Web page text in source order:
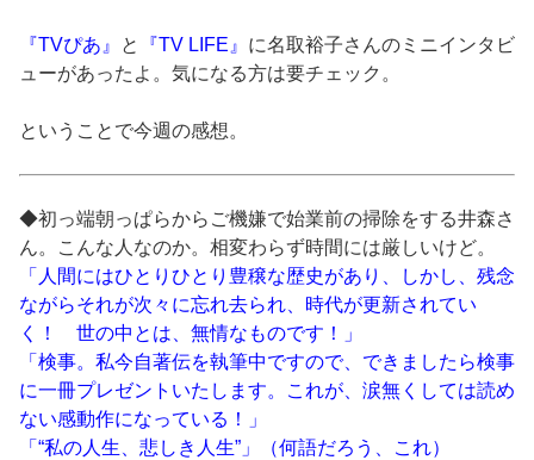
『TVぴあ』 と 『TV LIFE』 に名取裕子さんのミニインタビ
ューがあったよ。気になる方は要チェック。
ということで今週の感想。
◆初っ端朝っぱらからご機嫌で始業前の掃除をする井森さ
ん。こんな人なのか。相変わらず時間には厳しいけど。
「人間にはひとりひとり豊穣な歴史があり、しかし、残念
ながらそれが次々に忘れ去られ、時代が更新されてい
く！ 世の中とは、無情なものです！」
「検事。私今自著伝を執筆中ですので、できましたら検事
に一冊プレゼントいたします。これが、涙無くしては読め
ない感動作になっている！」
「“私の人生、悲しき人生”」（何語だろう、これ）